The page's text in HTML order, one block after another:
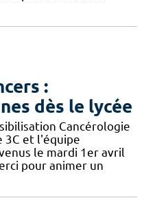
:
dès le lycée
Cancérologie
3C et l'équipe
le mardi 1er avril
pour animer un